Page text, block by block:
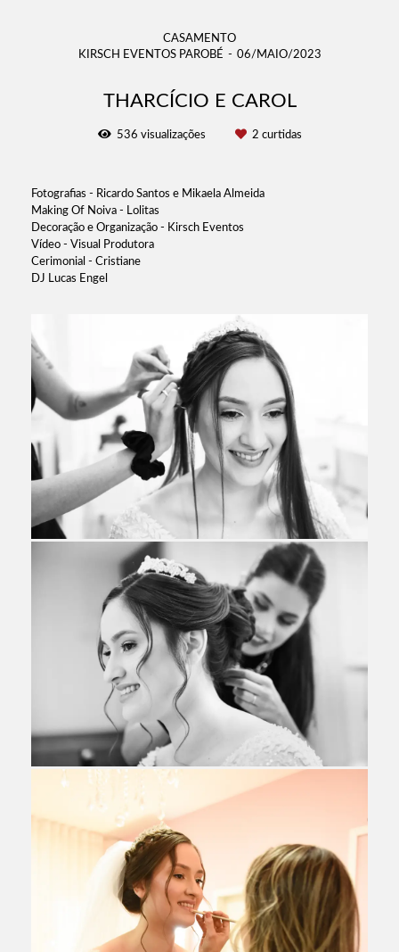
CASAMENTO
KIRSCH EVENTOS PAROBÉ
06/MAIO/2023
THARCÍCIO E CAROL
536 visualizações 2 curtidas
Fotografias - Ricardo Santos e Mikaela Almeida
Making Of Noiva - Lolitas
Decoração e Organização - Kirsch Eventos
Vídeo - Visual Produtora
Cerimonial - Cristiane
DJ Lucas Engel